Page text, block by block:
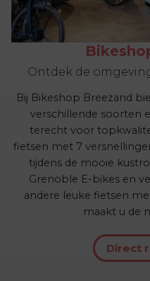
Ontdek de
Bij Bikeshop Breezand
verschillende soorten
terecht voor
fietsen met 7
tijdens de mooie
Grenoble E-bikes en
andere leuke fietsen
maakt u de
Direct